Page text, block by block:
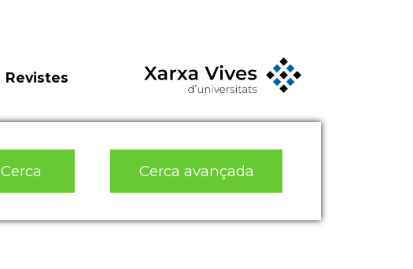
Revistes
Cerca Cerca avançada